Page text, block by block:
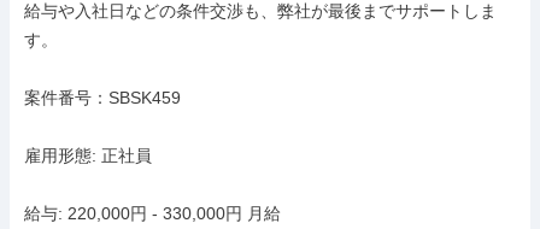
給与や入社日などの条件交渉も、弊社が最後までサポートしま
す。
案件番号：SBSK459
雇用形態: 正社員
給与: 220,000円 - 330,000円 月給